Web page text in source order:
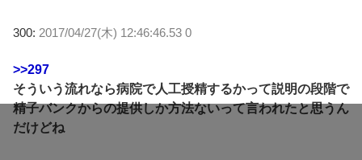
300: 2017/04/27(木) 12:46:46.53 0
>>297
そういう流れなら病院で人工授精するかって説明の段階で
精子バンクからの提供しか方法ないって言われたと思うん
だけどね